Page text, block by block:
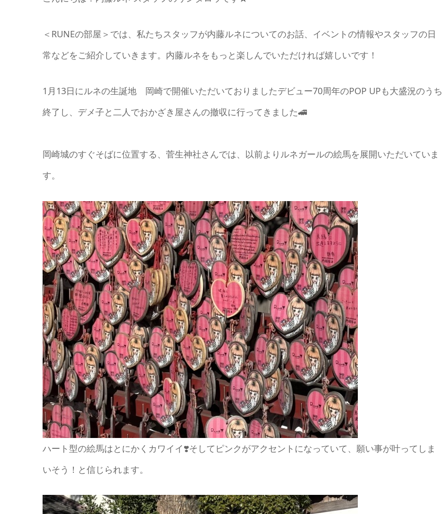
＜RUNEの部屋＞では、私たちスタッフが内藤ルネについてのお話、イベントの情報やスタッフの日
常などをご紹介していきます。内藤ルネをもっと楽しんでいただければ嬉しいです！
1月13日にルネの生誕地 岡崎で開催いただいておりましたデビュー70周年のPOP UPも大盛況のうち
終了し、デメ子と二人でおかざき屋さんの撤収に行ってきました🚄
岡崎城のすぐそばに位置する、菅生神社さんでは、以前よりルネガールの絵馬を展開いただいていま
す。
ハート型の絵馬はとにかくカワイイ❣️そしてピンクがアクセントになっていて、願い事が叶ってしま
いそう！と信じられます。